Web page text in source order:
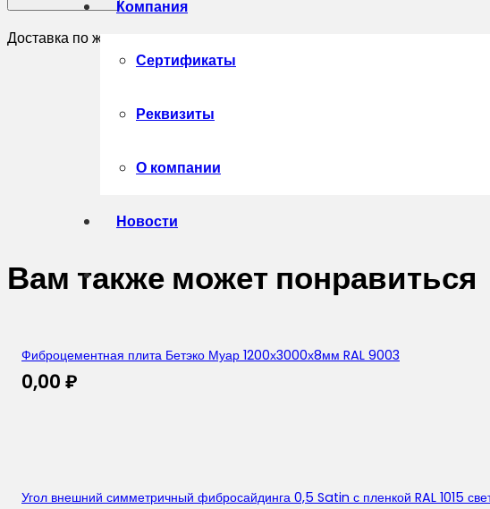
Компания
Сертификаты
Реквизиты
О компании
Новости
Доставка по желанию покупателя.
Вам также может понравиться
Фиброцементная плита Бетэко Муар 1200х3000х8мм RAL 9003
0,00 ₽
Угол внешний симметричный фибросайдинга 0,5 Satin с пленкой RAL 1015